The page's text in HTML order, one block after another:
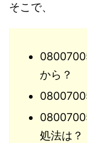
そこで、
から？
処法は？